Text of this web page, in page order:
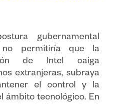
gubernamental
no permitiría que la
de Intel caiga
extranjeras, subraya
el control y la
ámbito tecnológico. En